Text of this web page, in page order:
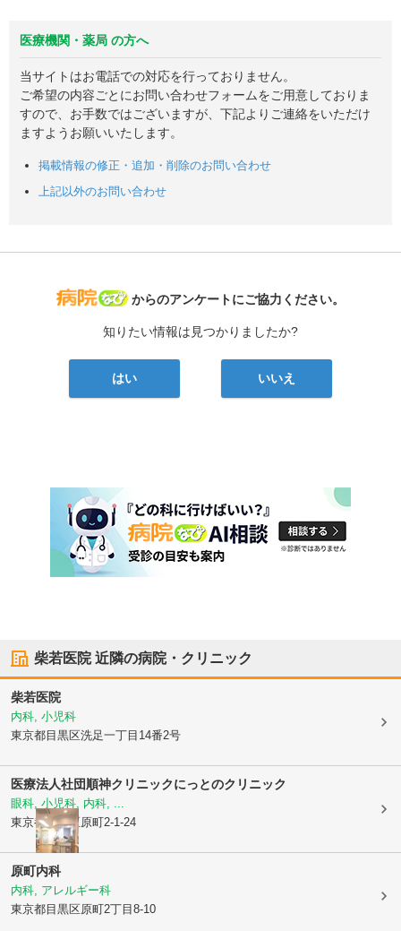
医療機関・薬局 の方へ
当サイトはお電話での対応を行っておりません。
ご希望の内容ごとにお問い合わせフォームをご用意しておりま
すので、お手数ではございますが、下記よりご連絡をいただけ
ますようお願いいたします。
掲載情報の修正・追加・削除のお問い合わせ
上記以外のお問い合わせ
病院なび
からのアンケートにご協力ください。
知りたい情報は見つかりましたか?
はい いいえ
柴若医院近隣の病院・クリニック
柴若医院
内科, 小児科
東京都目黒区洗足一丁目14番2号
医療法人社団順神クリニックにっとのクリニック
眼科, 小児科, 内科, ...
東京都目黒区 原町2-1-24
原町内科
内科, アレルギー科
東京都目黒区 原町2丁目8-10